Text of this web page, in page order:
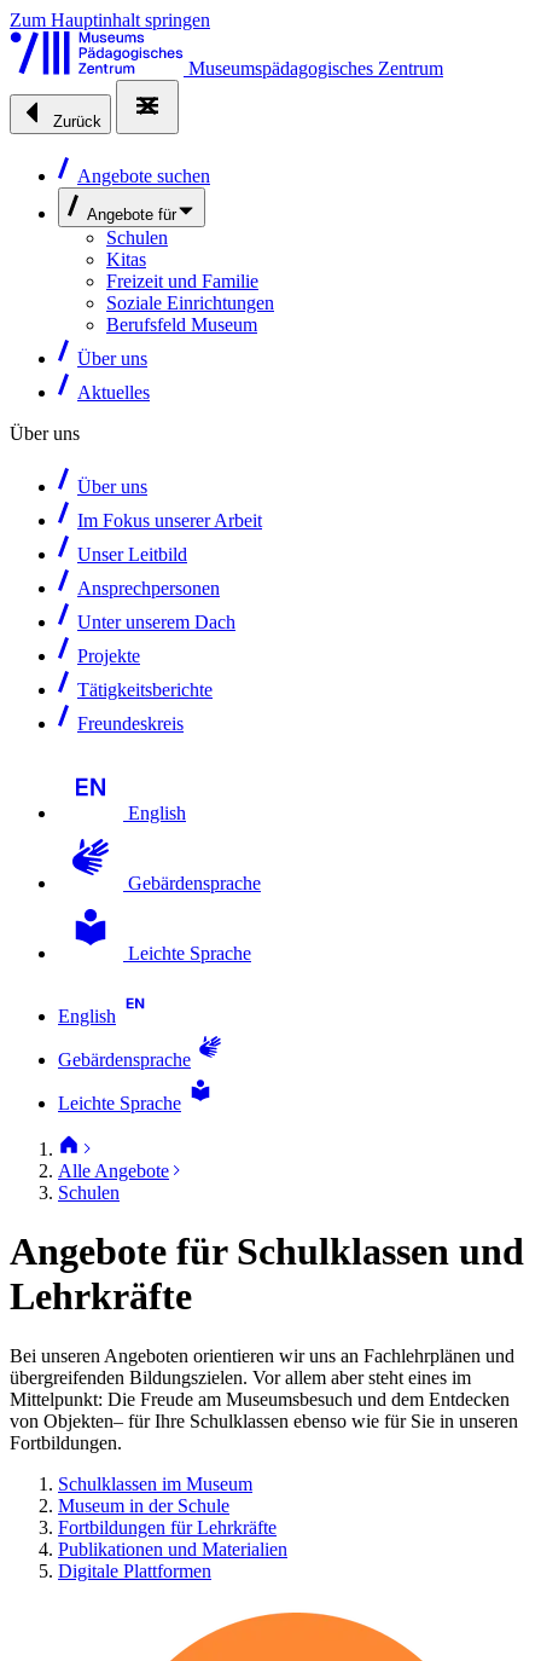
Zum Hauptinhalt springen
Museumspädagogisches Zentrum
Zurück
Angebote suchen
Angebote für
Schulen
Kitas
Freizeit und Familie
Soziale Einrichtungen
Berufsfeld Museum
Über uns
Aktuelles
Über uns
Über uns
Im Fokus unserer Arbeit
Unser Leitbild
Ansprechpersonen
Unter unserem Dach
Projekte
Tätigkeitsberichte
Freundeskreis
English
Gebärdensprache
Leichte Sprache
English
Gebärdensprache
Leichte Sprache
Alle Angebote
Schulen
Angebote für Schulklassen und
Lehrkräfte
Bei unseren Angeboten orientieren wir uns an Fachlehrplänen und
übergreifenden Bildungszielen. Vor allem aber steht eines im
Mittelpunkt: Die Freude am Museumsbesuch und dem Entdecken
von Objekten– für Ihre Schulklassen ebenso wie für Sie in unseren
Fortbildungen.
Schulklassen im Museum
Museum in der Schule
Fortbildungen für Lehrkräfte
Publikationen und Materialien
Digitale Plattformen